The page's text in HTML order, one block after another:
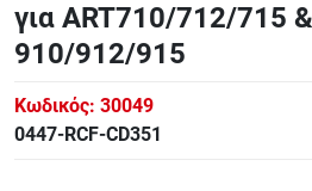
για ART710/712/715 &
910/912/915
Κωδικός: 30049
0447-RCF-CD351